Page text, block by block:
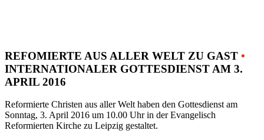
REFOMIERTE AUS ALLER WELT ZU GAST •
INTERNATIONALER GOTTESDIENST AM 3.
APRIL 2016
Reformierte Christen aus aller Welt haben den Gottesdienst am
Sonntag, 3. April 2016 um 10.00 Uhr in der Evangelisch
Reformierten Kirche zu Leipzig gestaltet.